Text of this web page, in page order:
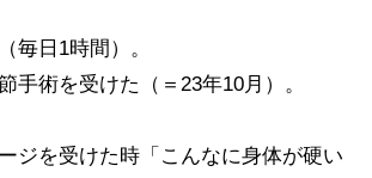
毎日1時間）。
手術を受けた（＝23年10月）。
ジを受けた時「こんなに身体が硬い